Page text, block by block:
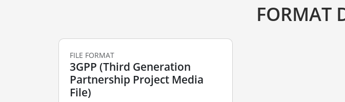
FORMAT
FILE FORMAT
3GPP (Third Generation
Partnership Project Media
File)